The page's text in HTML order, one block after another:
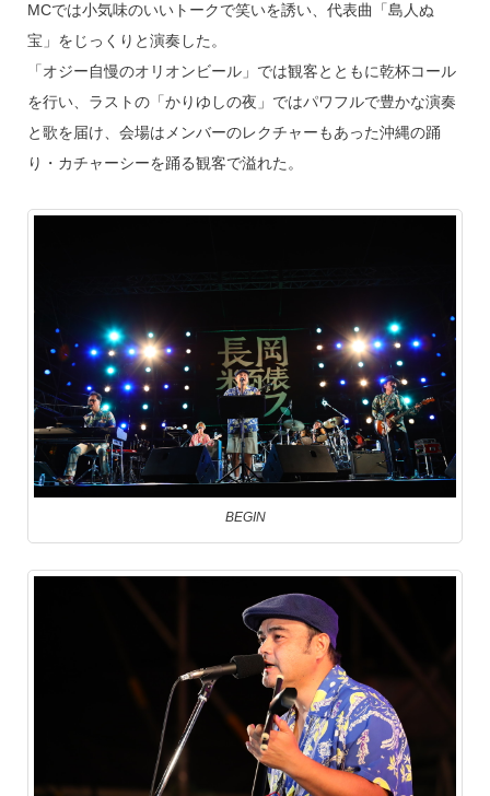
MCでは小気味のいいトークで笑いを誘い、代表曲「島人ぬ
宝」をじっくりと演奏した。
「オジー自慢のオリオンビール」では観客とともに乾杯コール
を行い、ラストの「かりゆしの夜」ではパワフルで豊かな演奏
と歌を届け、会場はメンバーのレクチャーもあった沖縄の踊
り・カチャーシーを踊る観客で溢れた。
BEGIN